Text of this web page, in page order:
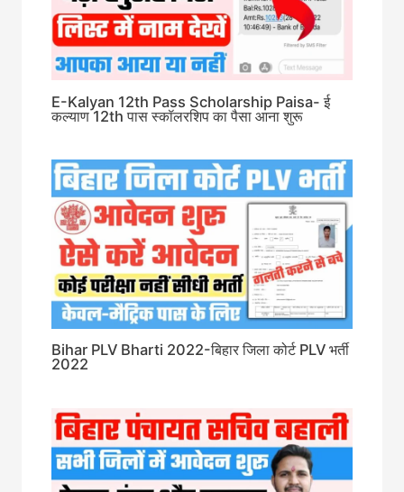
E-Kalyan 12th Pass Scholarship Paisa- ई
कल्याण 12th पास स्कॉलरशिप का पैसा आना शुरू
Bihar PLV Bharti 2022-बिहार जिला कोर्ट PLV भर्ती
2022